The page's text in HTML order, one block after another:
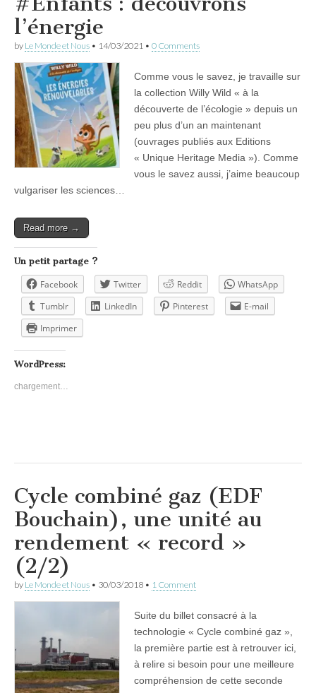
l’énergie
by Le Monde et Nous • 14/03/2021 • 0 Comments
Comme vous le savez, je travaille sur
la collection Willy Wild « à la
découverte de l’écologie » depuis un
peu plus d’un an maintenant
(ouvrages publiés aux Editions
« Unique Heritage Media »). Comme
vous le savez aussi, j’aime beaucoup
vulgariser les sciences…
Read more →
Un petit partage ?
Facebook Twitter Reddit
WhatsApp
Tumblr
LinkedIn Pinterest
E-mail
Imprimer
WordPress:
chargement…
Cycle combiné gaz (EDF
Bouchain), une unité au
rendement « record »
(2/2)
by Le Monde et Nous • 30/03/2018 • 1 Comment
Suite du billet consacré à la
technologie « Cycle combiné gaz »,
la première partie est à retrouver ici,
à relire si besoin pour une meilleure
compréhension de cette seconde